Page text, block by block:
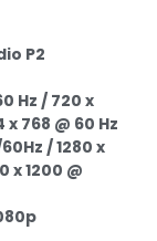
P2
Hz / 720 x
x 768 @ 60 Hz
/ 1280 x
x 1200 @